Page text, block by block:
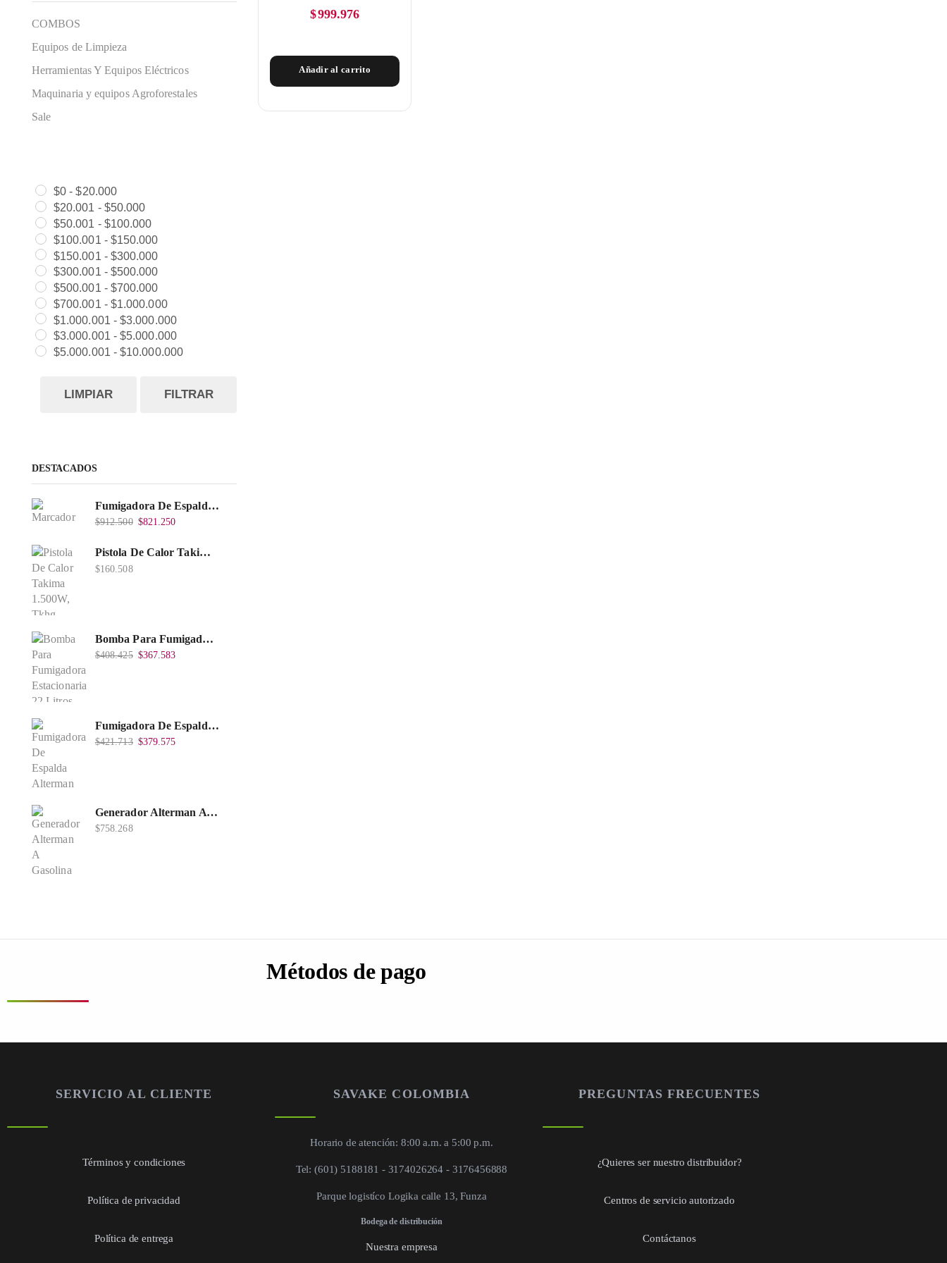
$999.976
Añadir al carrito
COMBOS
Equipos de Limpieza
Herramientas Y Equipos Eléctricos
Maquinaria y equipos Agroforestales
Sale
$0 -$20.000
$20.001 - $50.000
$50.001 - $100.000
$100.001 - $150.000
$150.001 - $300.000
$300.001 - $500.000
$500.001 - $700.000
$700.001 - $1.000.000
$1.000.001 -$3.000.000
$3.000.001 -$5.000.000
$5.000.001 -$10.000.000
FILTRAR
LIMPIAR
DESTACADOS
Fumigadora De Espalda Alterman Gasolina 2T, 26 Cc, Bomba Nylon Libre Mantenimiento, Tf900-A.
$912.500 $821.250
Pistola De Calor Takima 1.500W, Tkhg-1500.
$160.508
Bomba Para Fumigadora Estacionaria 22 Litros, Xp22-I.
$408.425 $367.583
Fumigadora De Espalda Alterman A Baterí­a 12V/12Ah, 20Litros, Xkes20.
$421.713 $379.575
Generador Alterman A Gasolina 2T, 950W, Encendido Manual, 120 V, Con Chasis, EGG950-I.
$758.268
Métodos de pago
SERVICIO AL CLIENTE
Términos y condiciones
Política de privacidad
Política de entrega
SAVAKE COLOMBIA
Horario de atención: 8:00 a.m. a 5:00 p.m.
Tel: (601) 5188181 - 3174026264 - 3176456888
Parque logistíco Logika calle 13, Funza
Bodega de distribución
Nuestra empresa
PREGUNTAS FRECUENTES
¿Quieres ser nuestro distribuidor?
Centros de servicio autorizado
Contáctanos